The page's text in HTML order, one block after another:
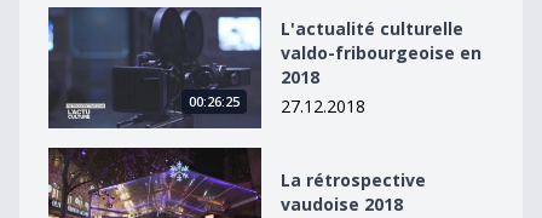
L&#039;actualité culturelle valdo-fribourgeoise en
00:26:25
L'actualité culturelle
valdo-fribourgeoise en
2018
27.12.2018
La rétrospective vaudoise 2018
La rétrospective
vaudoise 2018